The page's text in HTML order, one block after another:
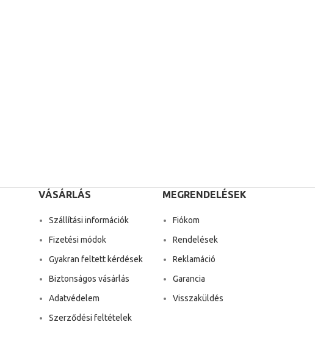
VÁSÁRLÁS
Szállítási információk
Fizetési módok
Gyakran feltett kérdések
Biztonságos vásárlás
Adatvédelem
Szerződési feltételek
MEGRENDELÉSEK
Fiókom
Rendelések
Reklamáció
Garancia
Visszaküldés